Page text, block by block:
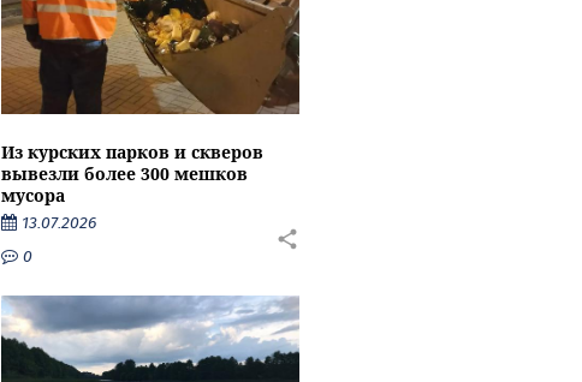
Из курских парков и скверов
вывезли более 300 мешков
мусора
13.07.2026
0